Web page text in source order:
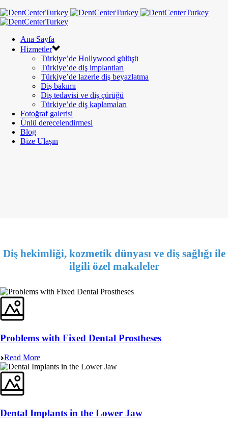
Ana Sayfa
Hizmetler
Türkiye’de Hollywood gülüşü
Türkiye’de diş implantları
Türkiye’de lazerle diş beyazlatma
Diş bakımı
Diş tedavisi ve diş çürüğü
Türkiye’de diş kaplamaları
Fotoğraf galerisi
Ünlü derecelendirmesi
Blog
Bize Ulaşın
Diş hekimliği, kozmetik dünyası ve diş sağlığı ile
ilgili özel makaleler
Problems with Fixed Dental Prostheses
Read More
Dental Implants in the Lower Jaw